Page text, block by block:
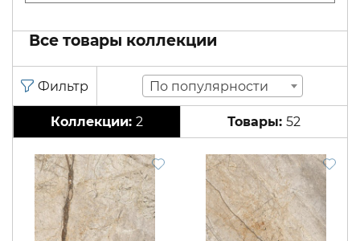
Все товары коллекции
По популярности
2 52